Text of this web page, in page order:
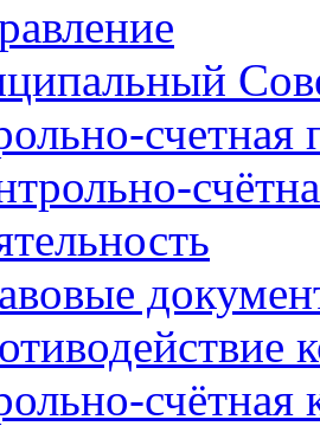
счетная
счётная